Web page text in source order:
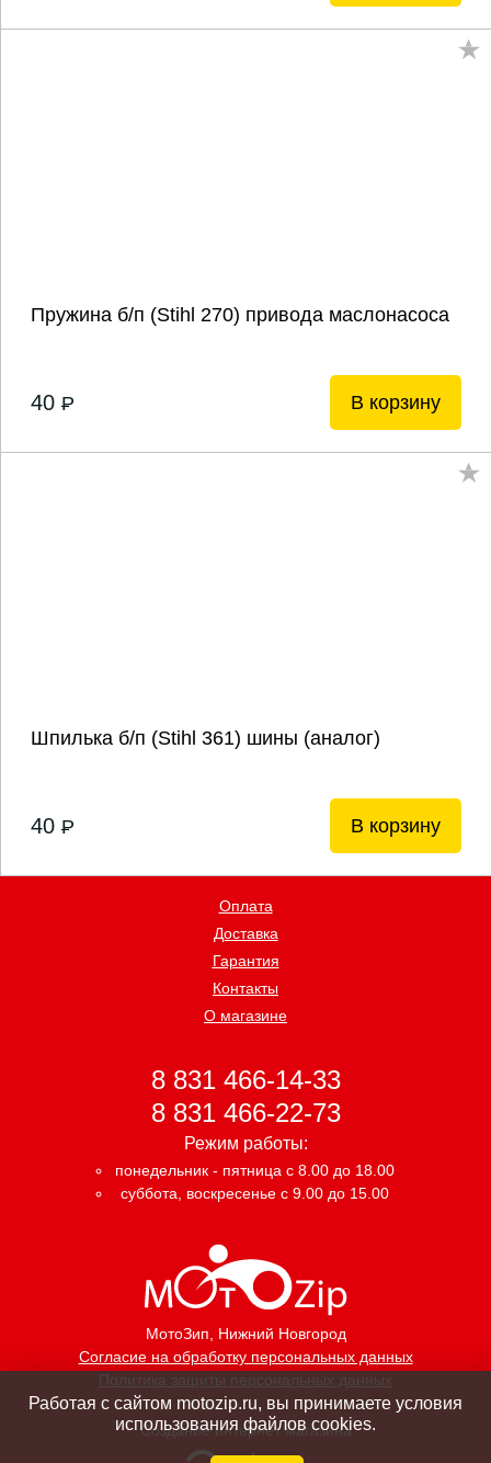
Пружина б/п (Stihl 270) привода маслонасоса
40 P В корзину
Шпилька б/п (Stihl 361) шины (аналог)
40 P В корзину
МотоЗип , Нижний Новгород
Согласие на обработку персональных данных
Политика защиты персональных данных
Оплата
Доставка
Гарантия
Контакты
О магазине
8 831 466-14-33
8 831 466-22-73
Режим работы:
понедельник - пятница с 8.00 до 18.00
суббота, воскресенье с 9.00 до 15.00
Создание интернет магазина
Работая с сайтом motozip.ru, вы принимаете условия
использования файлов cookies.